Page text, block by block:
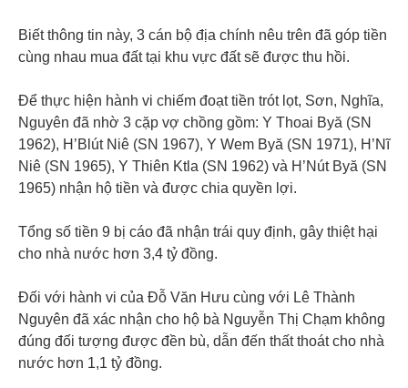
Biết thông tin này, 3 cán bộ địa chính nêu trên đã góp tiền
cùng nhau mua đất tại khu vực đất sẽ được thu hồi.
Để thực hiện hành vi chiếm đoạt tiền trót lọt, Sơn, Nghĩa,
Nguyên đã nhờ 3 cặp vợ chồng gồm: Y Thoai Byă (SN
1962), H’Blút Niê (SN 1967), Y Wem Byă (SN 1971), H’Nĩ
Niê (SN 1965), Y Thiên Ktla (SN 1962) và H’Nút Byă (SN
1965) nhận hộ tiền và được chia quyền lợi.
Tổng số tiền 9 bị cáo đã nhận trái quy định, gây thiệt hại
cho nhà nước hơn 3,4 tỷ đồng.
Đối với hành vi của Đỗ Văn Hưu cùng với Lê Thành
Nguyên đã xác nhận cho hộ bà Nguyễn Thị Chạm không
đúng đối tượng được đền bù, dẫn đến thất thoát cho nhà
nước hơn 1,1 tỷ đồng.